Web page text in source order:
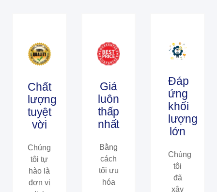
Chất
lượng
tuyệt
vời
Chúng
tôi tự
hào là
đơn vị
Giá
luôn
thấp
nhất​​
Bằng
cách
tối ưu
hóa
Đáp
ứng
khối
lượng
lớn​​
Chúng
tôi
đã
xây